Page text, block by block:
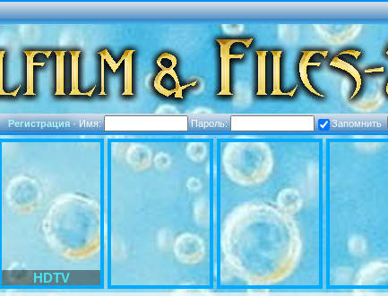
Регистрация·Имя: Пароль: Запомнить
HDTV